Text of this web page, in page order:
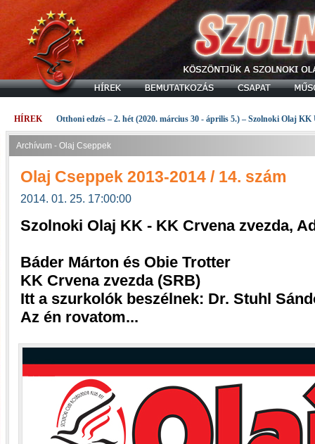
HÍREK Otthoni edzés – 2. hét (2020. március 30 - április 5.) – Szolnoki Olaj KK
Archívum - Olaj Cseppek
Olaj Cseppek 2013-2014 / 14. szám
2014. 01. 25. 17:00:00
Szolnoki Olaj KK - KK Crvena zvezda,
Báder Márton és Obie Trotter
KK Crvena zvezda (SRB)
Itt a szurkolók beszélnek: Dr. Stuhl
Az én rovatom...